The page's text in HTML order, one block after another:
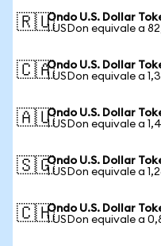
🇷🇺Ondo U.S. Dollar
1 USDon equivale a
🇨🇦Ondo U.S. Dollar
1 USDon equivale a
🇦🇺Ondo U.S. Dollar
1 USDon equivale a
🇸🇬Ondo U.S. Dollar
1 USDon equivale a
🇨🇭Ondo U.S. Dollar
1 USDon equivale a